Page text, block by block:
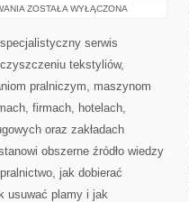
PORADNIK
ZOSTAŁA WYŁĄCZONA
serwis
tekstyliów,
pralniczym, maszynom
firmach, hotelach,
oraz zakładach
obszerne źródło wiedzy
jak dobierać
usuwać plamy i jak